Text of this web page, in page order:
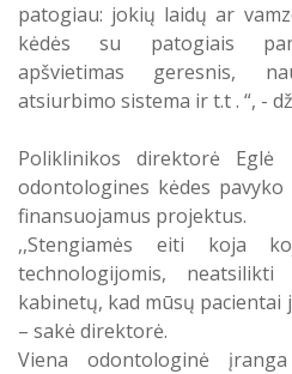
patogiau: jokių laidų ar
kėdės su patogiais
apšvietimas geresnis,
atsiurbimo sistema ir t.t . “, -
Poliklinikos direktorė Eglė
odontologines kėdes
finansuojamus projektus.
,,Stengiamės eiti koja
technologijomis,
kabinetų, kad mūsų
– sakė direktorė.
Viena odontologinė